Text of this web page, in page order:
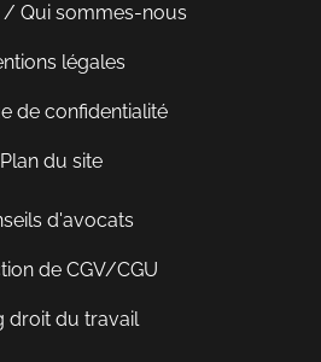
Qui sommes-nous
légales
de confidentialité
Plan du site
d'avocats
de CGV/CGU
droit du travail